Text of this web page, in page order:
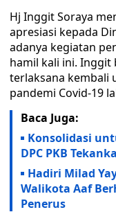
Hj Inggit Soraya
apresiasi kepada
adanya kegiatan
hamil kali ini. Inggit
terlaksana kembali
pandemi Covid-19
Baca Juga:
Konsolidasi
DPC PKB
Hadiri Milad
Walikota Aaf
Penerus